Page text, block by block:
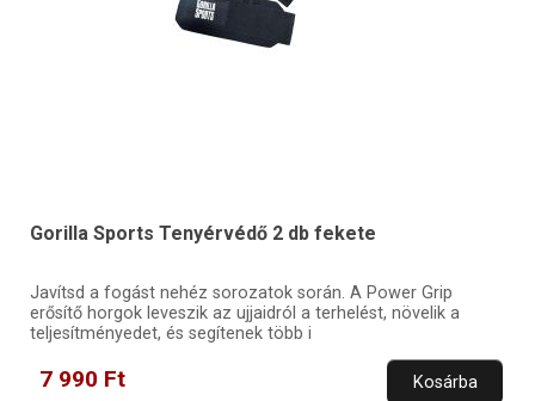
Gorilla Sports Tenyérvédő 2 db fekete
Javítsd a fogást nehéz sorozatok során. A Power Grip
erősítő horgok leveszik az ujjaidról a terhelést, növelik a
teljesítményedet, és segítenek több i
7 990 Ft Kosárba